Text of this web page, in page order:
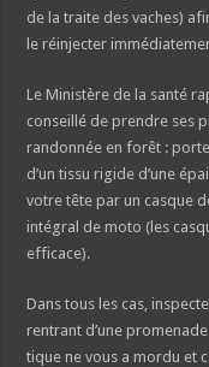
de la traite des vaches)
le réinjecter
Le Ministère de la santé
conseillé de prendre ses
randonnée en forêt :
d’un tissu rigide d’une
votre tête par un casque
intégral de moto (les
efficace).
Dans tous les cas,
rentrant d’une
tique ne vous a mordu et